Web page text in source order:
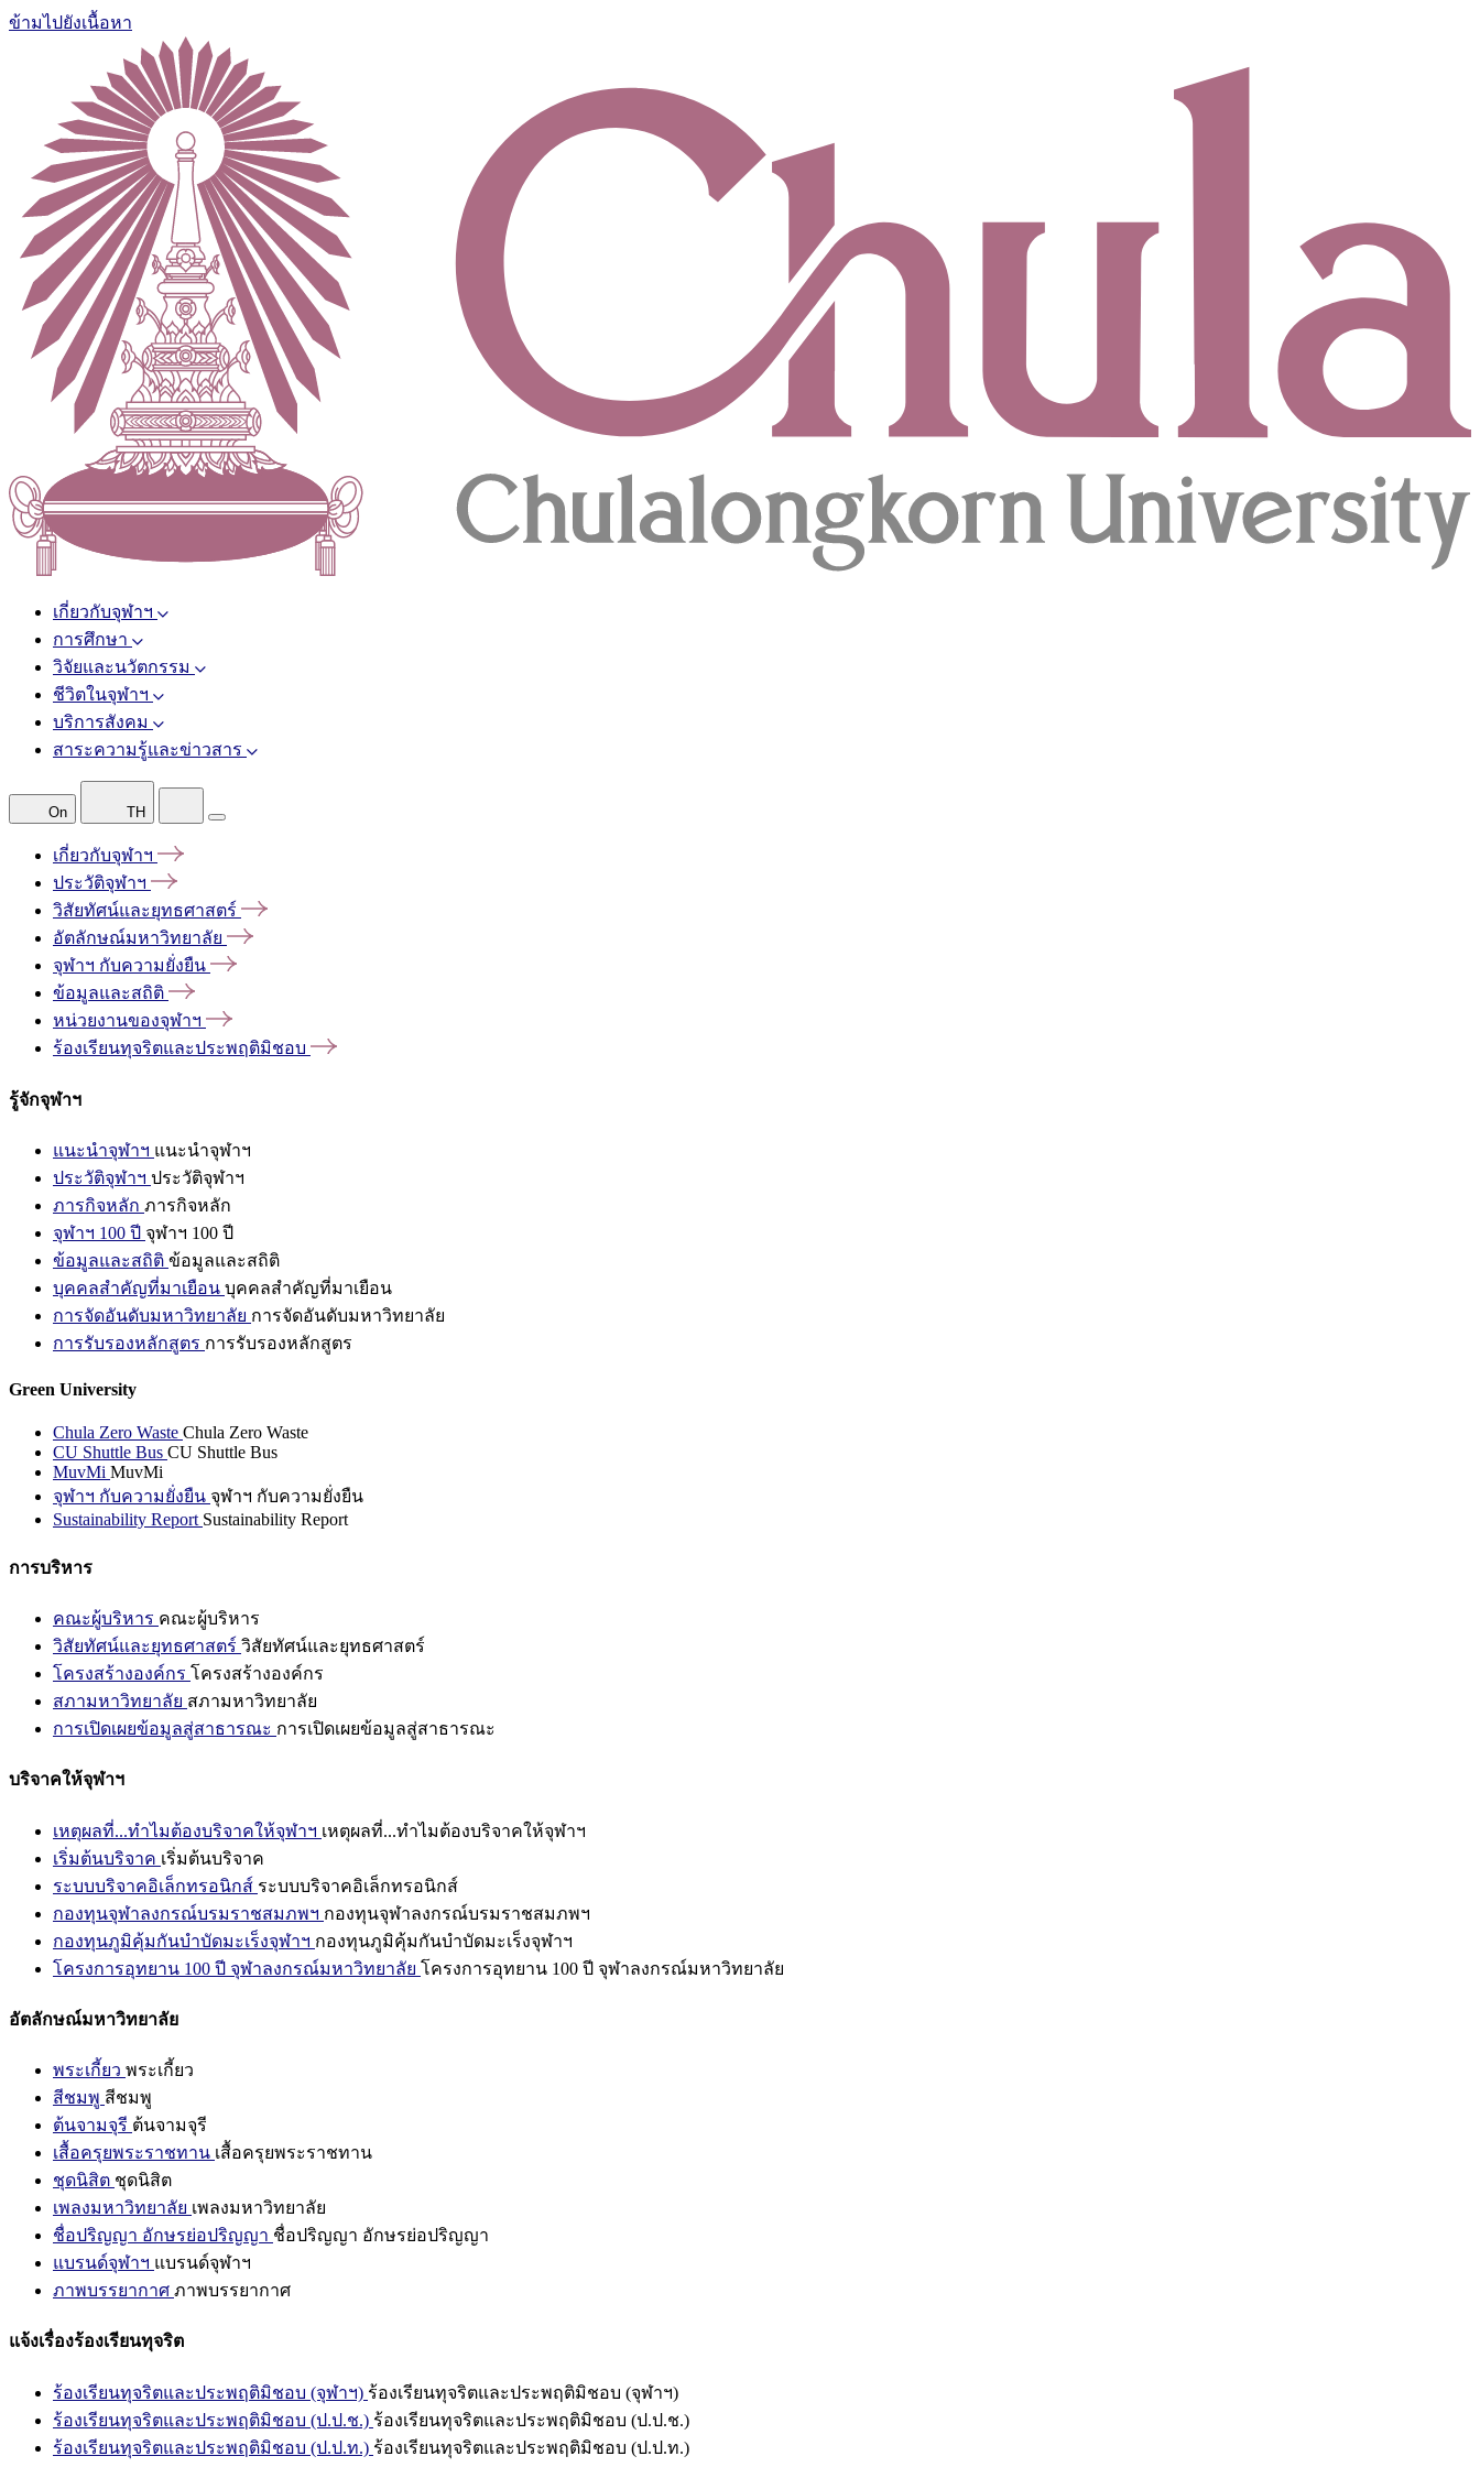
ข้ามไปยังเนื้อหา
เกี่ยวกับจุฬาฯ
การศึกษา
วิจัยและนวัตกรรม
ชีวิตในจุฬาฯ
บริการสังคม
สาระความรู้และข่าวสาร
On TH
เกี่ยวกับจุฬาฯ
ประวัติจุฬาฯ
วิสัยทัศน์และยุทธศาสตร์
อัตลักษณ์มหาวิทยาลัย
จุฬาฯ กับความยั่งยืน
ข้อมูลและสถิติ
หน่วยงานของจุฬาฯ
ร้องเรียนทุจริตและประพฤติมิชอบ
รู้จักจุฬาฯ
แนะนำจุฬาฯ แนะนำจุฬาฯ
ประวัติจุฬาฯ ประวัติจุฬาฯ
ภารกิจหลัก ภารกิจหลัก
จุฬาฯ 100 ปี จุฬาฯ 100 ปี
ข้อมูลและสถิติ ข้อมูลและสถิติ
บุคคลสำคัญที่มาเยือน บุคคลสำคัญที่มาเยือน
การจัดอันดับมหาวิทยาลัย การจัดอันดับมหาวิทยาลัย
การรับรองหลักสูตร การรับรองหลักสูตร
Green University
Chula Zero Waste Chula Zero Waste
CU Shuttle Bus CU Shuttle Bus
MuvMi MuvMi
จุฬาฯ กับความยั่งยืน จุฬาฯ กับความยั่งยืน
Sustainability Report Sustainability Report
การบริหาร
คณะผู้บริหาร คณะผู้บริหาร
วิสัยทัศน์และยุทธศาสตร์ วิสัยทัศน์และยุทธศาสตร์
โครงสร้างองค์กร โครงสร้างองค์กร
สภามหาวิทยาลัย สภามหาวิทยาลัย
การเปิดเผยข้อมูลสู่สาธารณะ การเปิดเผยข้อมูลสู่สาธารณะ
บริจาคให้จุฬาฯ
เหตุผลที่...ทำไมต้องบริจาคให้จุฬาฯ เหตุผลที่...ทำไมต้องบริจาคให้จุฬาฯ
เริ่มต้นบริจาค เริ่มต้นบริจาค
ระบบบริจาคอิเล็กทรอนิกส์ ระบบบริจาคอิเล็กทรอนิกส์
กองทุนจุฬาลงกรณ์บรมราชสมภพฯ กองทุนจุฬาลงกรณ์บรมราชสมภพฯ
กองทุนภูมิคุ้มกันบำบัดมะเร็งจุฬาฯ กองทุนภูมิคุ้มกันบำบัดมะเร็งจุฬาฯ
โครงการอุทยาน 100 ปี จุฬาลงกรณ์มหาวิทยาลัย โครงการอุทยาน 100 ปี จุฬาลงกรณ์มหาวิทยาลัย
อัตลักษณ์มหาวิทยาลัย
พระเกี้ยว พระเกี้ยว
สีชมพู สีชมพู
ต้นจามจุรี ต้นจามจุรี
เสื้อครุยพระราชทาน เสื้อครุยพระราชทาน
ชุดนิสิต ชุดนิสิต
เพลงมหาวิทยาลัย เพลงมหาวิทยาลัย
ชื่อปริญญา อักษรย่อปริญญา ชื่อปริญญา อักษรย่อปริญญา
แบรนด์จุฬาฯ แบรนด์จุฬาฯ
ภาพบรรยากาศ ภาพบรรยากาศ
แจ้งเรื่องร้องเรียนทุจริต
ร้องเรียนทุจริตและประพฤติมิชอบ (จุฬาฯ) ร้องเรียนทุจริตและประพฤติมิชอบ (จุฬาฯ)
ร้องเรียนทุจริตและประพฤติมิชอบ (ป.ป.ช.) ร้องเรียนทุจริตและประพฤติมิชอบ (ป.ป.ช.)
ร้องเรียนทุจริตและประพฤติมิชอบ (ป.ป.ท.) ร้องเรียนทุจริตและประพฤติมิชอบ (ป.ป.ท.)